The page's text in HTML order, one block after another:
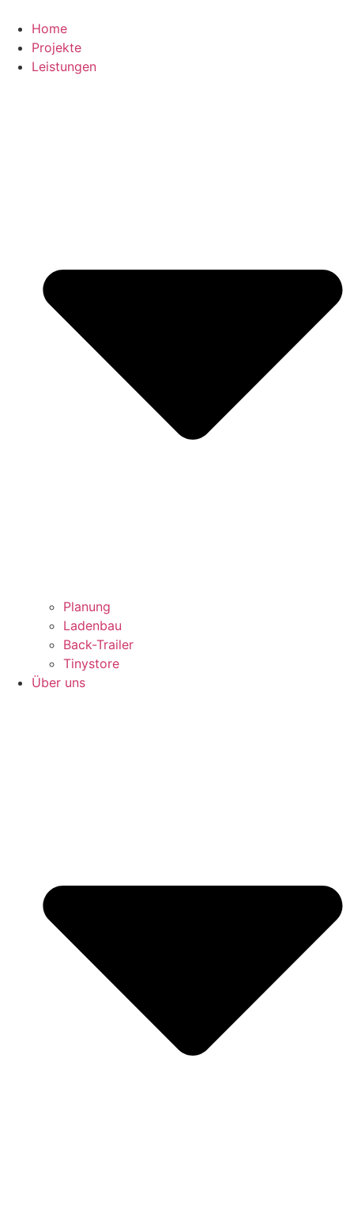
Inhalt
springen
Home
Projekte
Leistungen
Planung
Ladenbau
Back-Trailer
Tinystore
Über uns